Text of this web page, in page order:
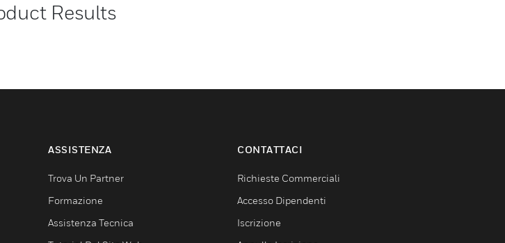
Results
ASSISTENZA
Trova Un Partner
Formazione
Assistenza Tecnica
CONTATTACI
Richieste Commerciali
Accesso Dipendenti
Iscrizione